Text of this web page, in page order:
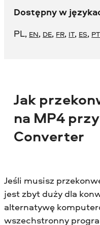
Dostępny w
PL, EN, DE, FR, IT, ES, PT
Jak
na MP4
Converter
Jeśli musisz
jest zbyt duży dla
alternatywę
wszechstronny